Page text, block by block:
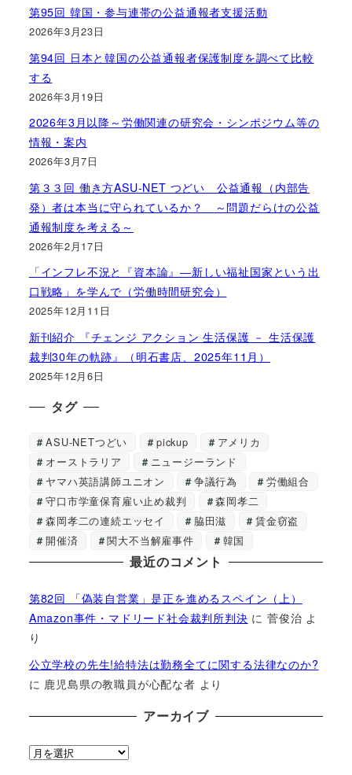
第95回 韓国・参与連帯の公益通報者支援活動
2026年3月23日
第94回 日本と韓国の公益通報者保護制度を調べて比較
する
2026年3月19日
2026年3月以降～労働関連の研究会・シンポジウム等の
情報・案内
2026年3月7日
第３３回 働き方ASU-NET つどい 公益通報（内部告
発）者は本当に守られているか？ ～問題だらけの公益
通報制度を考える～
2026年2月17日
「インフレ不況と『資本論』―新しい福祉国家という出
口戦略」を学んで（労働時間研究会）
2025年12月11日
新刊紹介 『チェンジ アクション 生活保護 － 生活保護
裁判30年の軌跡』（明石書店、2025年11月）
2025年12月6日
タグ
ASU-NETつどい pickup
アメリカ
オーストラリア
ニュージーランド
ヤマハ英語講師ユニオン
争議行為
労働組合
守口市学童保育雇い止め裁判
森岡孝二
森岡孝二の連続エッセイ
脇田滋
賃金窃盗
開催済
関大不当解雇事件 韓国
最近のコメント
第82回 「偽装自営業」是正を進めるスペイン（上）
Amazon事件・マドリード社会裁判所判決 に菅俊治 よ
り
公立学校の先生!給特法は勤務全てに関する法律なのか?
に 鹿児島県の教職員が心配な者 より
アーカイブ
ア